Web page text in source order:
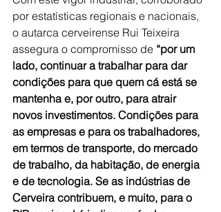
por estatísticas regionais e nacionais,
o autarca cerveirense Rui Teixeira
assegura o compromisso de “por um
lado, continuar a trabalhar para dar
condições para que quem cá está se
mantenha e, por outro, para atrair
novos investimentos. Condições para
as empresas e para os trabalhadores,
em termos de transporte, do mercado
de trabalho, da habitação, de energia
e de tecnologia. Se as indústrias de
Cerveira contribuem, e muito, para o